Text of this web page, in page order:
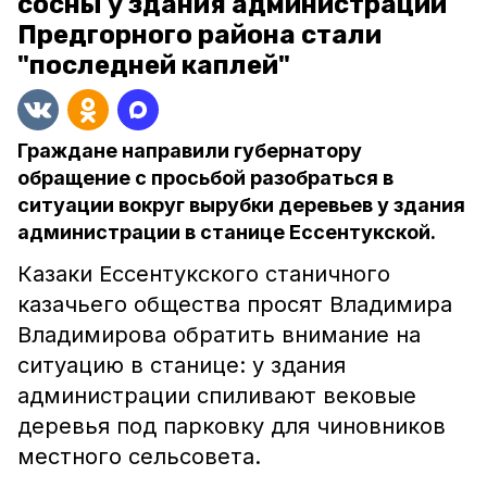
Предгорного района стали
"последней каплей"
Граждане направили губернатору
обращение с просьбой разобраться в
ситуации вокруг вырубки деревьев у здания
администрации в станице Ессентукской.
Казаки Ессентукского станичного
казачьего общества просят Владимира
Владимирова обратить внимание на
ситуацию в станице: у здания
администрации спиливают вековые
деревья под парковку для чиновников
местного сельсовета.